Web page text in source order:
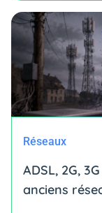
Réseaux
ADSL, 2G,
anciens